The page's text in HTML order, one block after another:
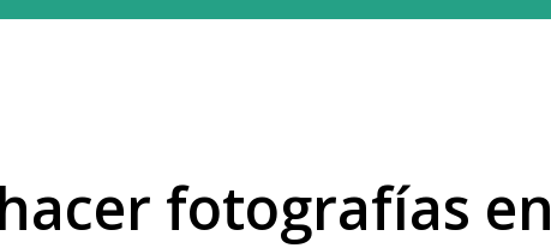
fotografías en